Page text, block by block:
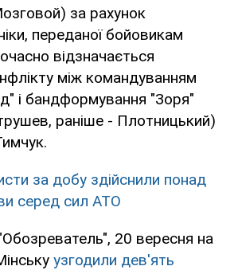
за рахунок
переданої бойовикам
відзначається
між командуванням
і бандформування "Зоря"
раніше - Плотницький)
за добу здійснили понад
серед сил АТО
20 вересня на
узгодили дев'ять